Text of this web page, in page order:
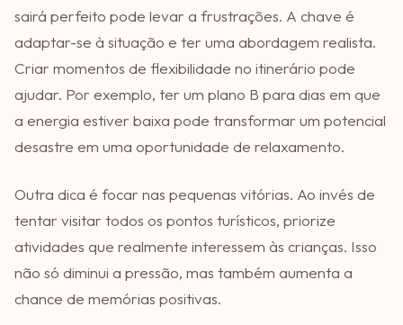
sairá perfeito pode levar a frustrações. A chave é
adaptar-se à situação e ter uma abordagem realista.
Criar momentos de flexibilidade no itinerário pode
ajudar. Por exemplo, ter um plano B para dias em que
a energia estiver baixa pode transformar um potencial
desastre em uma oportunidade de relaxamento.
Outra dica é focar nas pequenas vitórias. Ao invés de
tentar visitar todos os pontos turísticos, priorize
atividades que realmente interessem às crianças. Isso
não só diminui a pressão, mas também aumenta a
chance de memórias positivas.